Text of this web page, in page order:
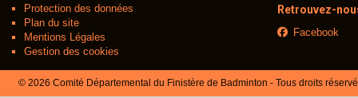
Protection des données
Plan du site
Mentions Légales
Gestion des cookies
Retrouvez-
Facebook
© 2026 Comité Départemental du Finistère de Badminton - Tous droits